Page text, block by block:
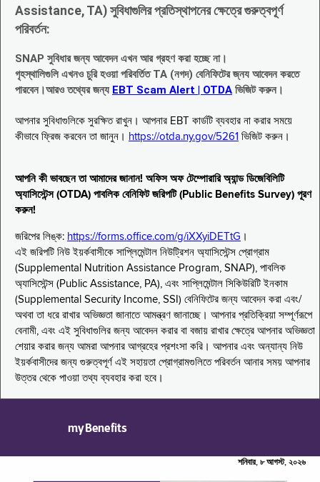
Assistance, TA) সুবিধাগুলির প্রতিস্থাপনের ক্ষেত্রে গুরুত্বপূর্ণ
পরিবর্তন:
SNAP সুবিধার জন্য আবেদন এখন আর গ্রহণ করা হচ্ছে না।
গৃহস্থালিগুলি এখনও চুরি হওয়া পরিবর্তিত TA (নগদ) বেনিফিটের জ্নয আবেদন করতে
পারবেন।আরও তথ্যের জন্য EBT Scam Alert | OTDA ভিজিট করুন।
আপনার সুবিধাগুলিকে সুরক্ষিত রাখুন। আপনার EBT কার্ডটি ব্যবহার না করার সময়ে
কীভাবে ফ্রিজ করবেন তা জানুন। https://otda.ny.gov/5261 ভিজিট করুন।
আপনি কী ভাবছেন তা আমাদের জানান! অফিস অফ টেম্পোরারি অ্যান্ড ডিজেবিলিটি
অ্যাসিস্টেন্স (OTDA) পাবলিক বেনিফিট জরিপটি (Public Benefits Survey) পূরণ
করুন!
জরিপের লিঙ্ক: https://forms.office.com/g/iXXyiDETtG ।
এই জরিপটি নিউ ইয়র্কবাসীকে সাপ্লিমেন্টাল নিউট্রিশন অ্যাসিস্টেন্স প্রোগ্রাম
(Supplemental Nutrition Assistance Program, SNAP), পাবলিক
অ্যাসিস্টেন্স (Public Assistance, PA), এবং সাপ্লিমেন্টাল সিকিউরিটি ইনকাম
(Supplemental Security Income, SSI) বেনিফিটের জন্য আবেদন করা এবং/
অথবা তা ধরে রাখার অভিজ্ঞতা জানাতে আমন্ত্রণ জানাচ্ছে। আপনার প্রতিক্রিয়া সম্পূর্ণরূপে
বেনামী, এবং এই সুবিধাগুলির জন্য আবেদন করার বা বজায় রাখার ক্ষেত্রে আপনার অভিজ্ঞতা
শেয়ার করার জন্য আমরা আপনার আগ্রহের প্রশংসা করি। আপনার এবং অন্যান্য নিউ
ইয়র্কবাসীদের জন্য গুরুত্বপূর্ণ এই সহায়তা প্রোগ্রামগুলিতে পরিবর্তন আনার সময় আপনার
উত্তর থেকে পাওয়া তথ্য ব্যবহার করা হবে।
myBenefits
শনিবার, ৮ আগস্ট, ২০২৬